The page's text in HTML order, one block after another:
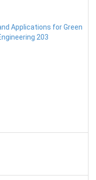
Applications for Green
203